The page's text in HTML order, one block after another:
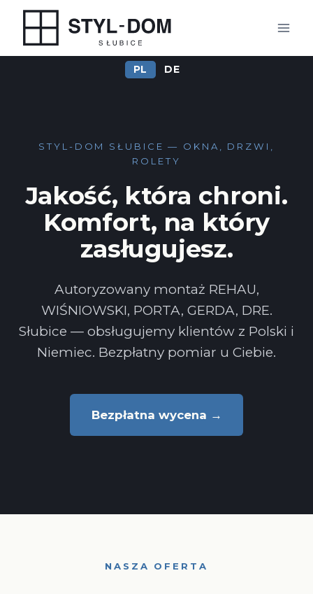
Przejdź
treści
PL DE
STYL-DOM SŁUBICE — OKNA, DRZWI,
ROLETY
Jakość, która chroni.
Komfort, na który
zasługujesz.
Autoryzowany montaż REHAU,
WIŚNIOWSKI, PORTA, GERDA, DRE.
Słubice — obsługujemy klientów z Polski i
Niemiec. Bezpłatny pomiar u Ciebie.
Bezpłatna wycena →
NASZA OFERTA